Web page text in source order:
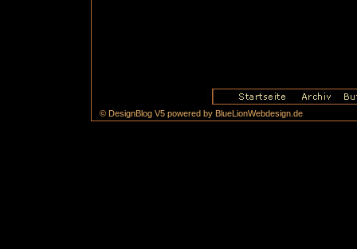
© DesignBlog V5 powered by BlueLionWebdesign.de